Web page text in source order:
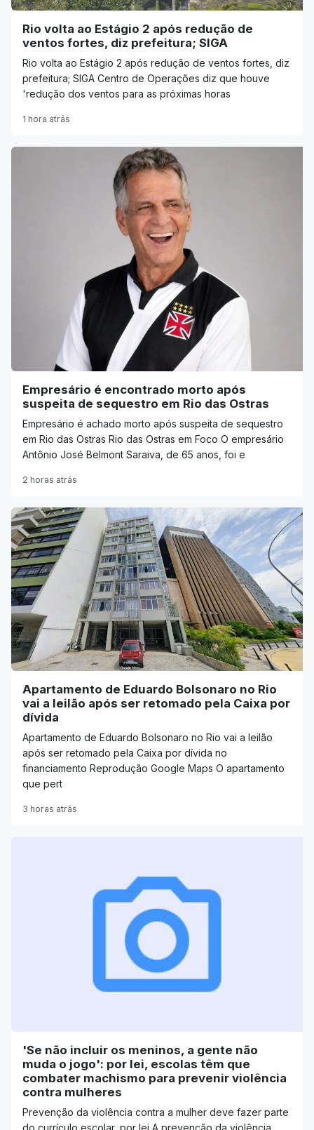
Rio volta ao Estágio 2 após redução de
ventos fortes, diz prefeitura; SIGA
Rio volta ao Estágio 2 após redução de ventos fortes, diz
prefeitura; SIGA Centro de Operações diz que houve
'redução dos ventos para as próximas horas
1 hora atrás
Empresário é encontrado morto após
suspeita de sequestro em Rio das Ostras
Empresário é achado morto após suspeita de sequestro
em Rio das Ostras Rio das Ostras em Foco O empresário
Antônio José Belmont Saraiva, de 65 anos, foi e
2 horas atrás
Apartamento de Eduardo Bolsonaro no Rio
vai a leilão após ser retomado pela Caixa por
dívida
Apartamento de Eduardo Bolsonaro no Rio vai a leilão
após ser retomado pela Caixa por dívida no
financiamento Reprodução Google Maps O apartamento
que pert
3 horas atrás
'Se não incluir os meninos, a gente não
muda o jogo': por lei, escolas têm que
combater machismo para prevenir violência
contra mulheres
Prevenção da violência contra a mulher deve fazer parte
do currículo escolar, por lei A prevenção da violência